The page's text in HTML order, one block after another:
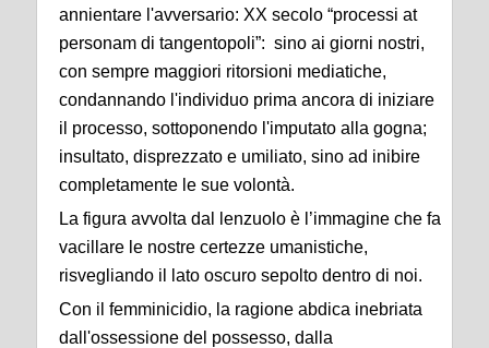
annientare l'avversario: XX secolo “processi at
personam di tangentopoli”: sino ai giorni nostri,
con sempre maggiori ritorsioni mediatiche,
condannando l'individuo prima ancora di iniziare
il processo, sottoponendo l'imputato alla gogna;
insultato, disprezzato e umiliato, sino ad inibire
completamente le sue volontà.
La figura avvolta dal lenzuolo è l’immagine che fa
vacillare le nostre certezze umanistiche,
risvegliando il lato oscuro sepolto dentro di noi.
Con il femminicidio, la ragione abdica inebriata
dall'ossessione del possesso, dalla